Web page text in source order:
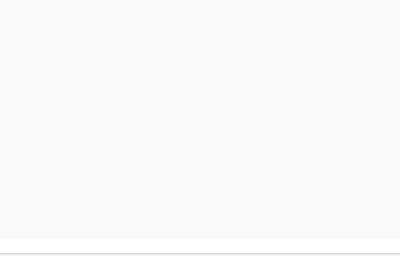
primi doğru hesaplanamayacak kadar düşüktü,